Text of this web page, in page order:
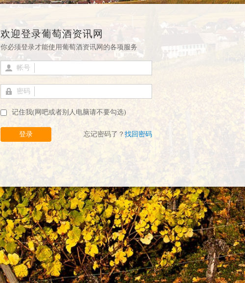
欢迎登录葡萄酒资讯网
你必须登录才能使用葡萄酒资讯网的各项服务
帐号
密码
记住我(网吧或者别人电脑请不要勾选)
登录 忘记密码了？ 找回密码